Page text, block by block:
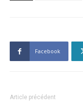
Facebook
Article précédent